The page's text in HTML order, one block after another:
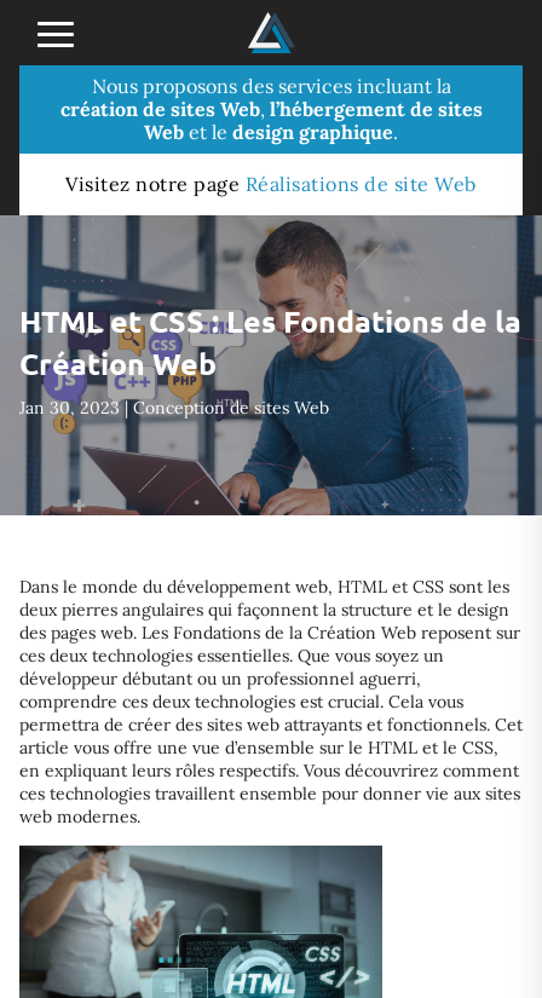
Nous proposons des services incluant la
création de sites Web, l’hébergement de sites
Web et le design graphique.
Visitez notre page Réalisations de site Web
HTML et CSS : Les Fondations de la
Création Web
Jan 30, 2023|Conception de sites Web
Dans le monde du développement web, HTML et CSS sont les
deux pierres angulaires qui façonnent la structure et le design
des pages web. Les Fondations de la Création Web reposent sur
ces deux technologies essentielles. Que vous soyez un
développeur débutant ou un professionnel aguerri,
comprendre ces deux technologies est crucial. Cela vous
permettra de créer des sites web attrayants et fonctionnels. Cet
article vous offre une vue d’ensemble sur le HTML et le CSS,
en expliquant leurs rôles respectifs. Vous découvrirez comment
ces technologies travaillent ensemble pour donner vie aux sites
web modernes.